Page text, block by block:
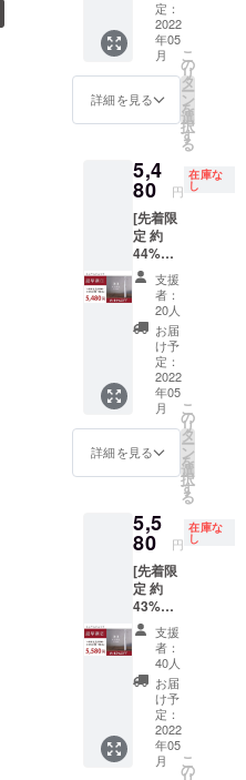
上の都
合等に
より出
荷時期
る場合
があり
送料込
みの価
格で
す。
性もご
ざいま
す。ご
了承く
ださ
い。 ※
材の供
給状
造工程
上の都
合等に
より出
荷時期
が遅れ
る場合
があり
ます。
※税込、
送料込
みの価
す。
・1,790
円 ［一
般販売
予定価
格
2,200円
交換式
ブラシ
ヘッド
×4個
（＋予
備1個）
※デザイ
ン・仕
様は変
更にな
る可能
性もご
ざいま
す。ご
了承く
ださ
い。 ※
材の供
給状
造工程
上の都
合等に
より出
荷時期
が遅れ
る場合
があり
ます。
※税込、
送料込
みの価
定：
2022
年05
月
詳細を見る
こ
の
リ
タ
ー
ン
を
選
択
す
る
5,4
80 円
在庫な
し
[先着限
定 約
44%OF
F ！] ・
ミニマ
ルソ
ニック×
１ ・
5,480円
［一般
販売予
定価格
9,900円
の約
44%OF
F］ ・
個 ・交
換式ブ
ラシ
ヘッド
×2個 ・
充電
ケーブ
ル×1個
（箱サ
イズ：
220mm
×50mm
×20mm
ザイ
支援
者：
20人
お届
け予
定：
2022
年05
月
詳細を見る
こ
の
リ
タ
ー
ン
を
選
択
す
る
5,5
80 円
在庫な
し
[先着限
定 約
43%OF
F ！] ・
ミニマ
ルソ
ニック×
１ ・
5,580円
［一般
販売予
定価格
支援
者：
40人
お届
け予
定：
2022
年05
月
こ
の